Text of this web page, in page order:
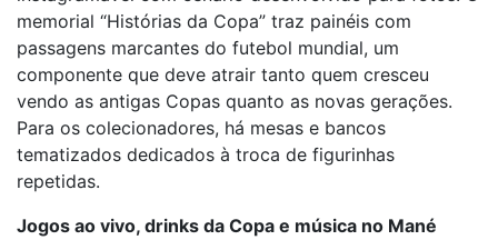
memorial “Histórias da Copa” traz painéis com
passagens marcantes do futebol mundial, um
componente que deve atrair tanto quem cresceu
vendo as antigas Copas quanto as novas gerações.
Para os colecionadores, há mesas e bancos
tematizados dedicados à troca de figurinhas
repetidas.
Jogos ao vivo, drinks da Copa e música no Mané